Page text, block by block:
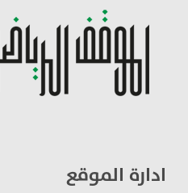
ادارة الموقع